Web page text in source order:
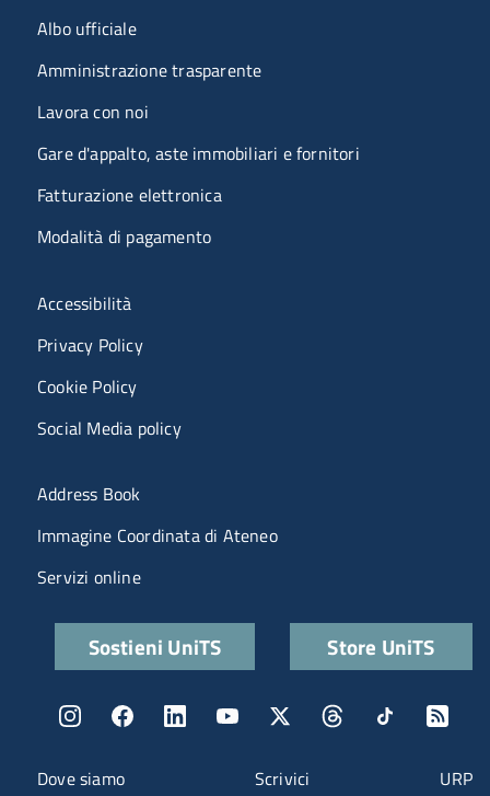
Menu contatti
Dove siamo Scrivici URP
Menu organizzazione
Albo ufficiale
Amministrazione trasparente
Lavora con noi
Gare d'appalto, aste immobiliari e fornitori
Fatturazione elettronica
Modalità di pagamento
Menù riferimenti
Accessibilità
Privacy Policy
Cookie Policy
Social Media policy
Menu portale
Address Book
Immagine Coordinata di Ateneo
Servizi online
Quick linksSostieni UniTS Store UniTS
Menu social